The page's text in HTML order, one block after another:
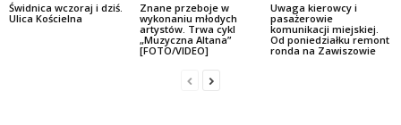
Świdnica wczoraj i dziś.
Ulica Kościelna
Znane przeboje w
wykonaniu młodych
artystów. Trwa cykl
„Muzyczna Altana”
[FOTO/VIDEO]
Uwaga kierowcy i
pasażerowie
komunikacji miejskiej.
Od poniedziałku remont
ronda na Zawiszowie